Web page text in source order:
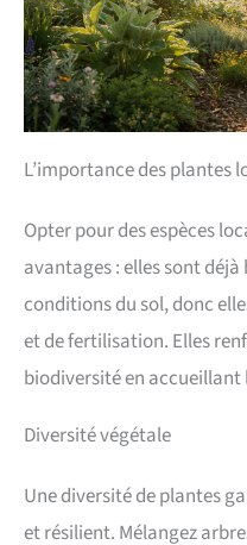
L’importance des plantes
Opter pour des espèces
avantages : elles sont
conditions du sol, donc
et de fertilisation. Elles
biodiversité en accueillant
Diversité végétale
Une diversité de plantes
et résilient. Mélangez